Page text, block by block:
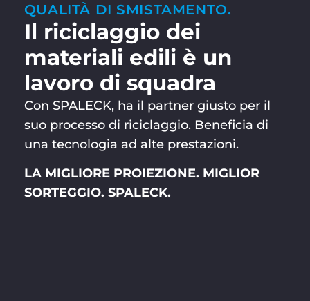
QUALITÀ DI SMISTAMENTO.
Il riciclaggio dei
materiali edili è un
lavoro di squadra
Con SPALECK, ha il partner giusto per il
suo processo di riciclaggio. Beneficia di
una tecnologia ad alte prestazioni.
LA MIGLIORE PROIEZIONE. MIGLIOR
SORTEGGIO. SPALECK.